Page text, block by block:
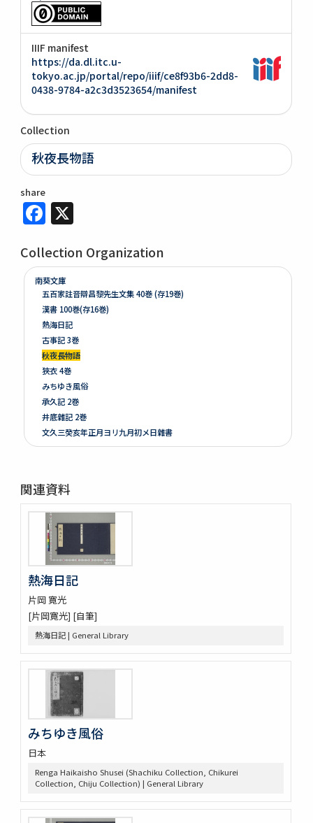
IIIF manifest
https://da.dl.itc.u-
tokyo.ac.jp/portal/repo/iiif/ce8f93b6-2dd8-
0438-9784-a2c3d3523654/manifest
Collection
秋夜長物語
share
Facebook
Collection Organization
南葵文庫
五百家註音辯昌黎先生文集 40巻 (存19巻)
漢書 100巻(存16巻)
熱海日記
古事記 3巻
秋夜長物語
狹衣 4巻
みちゆき風俗
承久記 2巻
井底雜記 2巻
文久三癸亥年正月ヨリ九月初メ日雜書
遍照發揮性靈集 10巻
天地萬物造化論
新刻増校切用正音郷談雜字大全 2巻 (存1巻)
黍稷稲粱辧
松の落葉 (存4巻)
節用集 2巻
字鏡集 20巻
愚管鈔 7巻
尚書 13巻
懐風藻
六根清浄大祓 . 神道大意
ますかゝみ 17巻
信長記 15巻
建礼門院右京大夫家集 2巻
列子鬳齋口義 2巻
をみなへし 3巻
鴨長明方丈記之抄
なくさみ草 8巻
楊子雲集 3巻坿傳1巻
長恨歌 1巻坿傳1巻琵琶行1巻野馬臺詩1巻
関連資料
熱海日記
片岡 寛光
[片岡寛光] [自筆]
熱海日記 | General Library
みちゆき風俗
日本
Renga Haikaisho Shusei (Shachiku Collection, Chikurei
Collection, Chiju Collection) | General Library